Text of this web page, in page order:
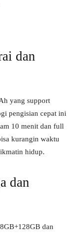
dan
yang support
pengisian cepat ini
10 menit dan full
kurangin waktu
hidup.
dan
dan